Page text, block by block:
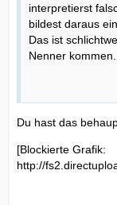
interpretierst
bildest daraus
Das ist
Nenner kommen.
Du hast das
[Blockierte Grafik:
http://